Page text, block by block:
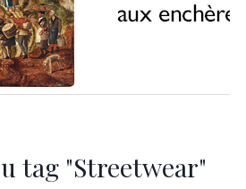
tag "Streetwear"